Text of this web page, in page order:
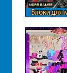
Блоки для